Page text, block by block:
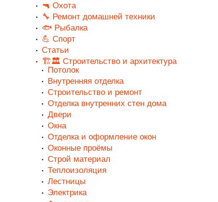
🔫 Охота
🔧 Ремонт домашней техники
🐟 Рыбалка
💪 Спорт
Статьи
🏗️🏛️ Строительство и архитектура
Потолок
Внутренняя отделка
Строительство и ремонт
Отделка внутренних стен дома
Двери
Окна
Отделка и оформление окон
Оконные проёмы
Строй материал
Теплоизоляция
Лестницы
Электрика